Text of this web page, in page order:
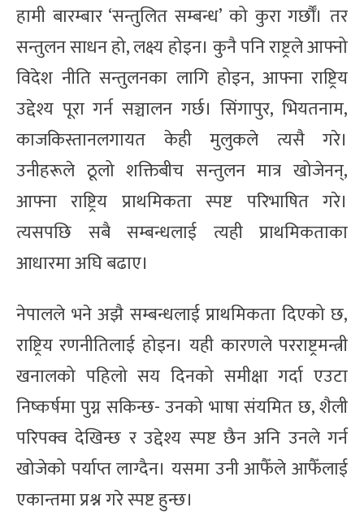
हामी बारम्बार ‘सन्तुलित सम्बन्ध’ को कुरा गर्छौँ। तर
सन्तुलन साधन हो, लक्ष्य होइन। कुनै पनि राष्ट्रले आफ्नो
विदेश नीति सन्तुलनका लागि होइन, आफ्ना राष्ट्रिय
उद्देश्य पूरा गर्न सञ्चालन गर्छ। सिंगापुर, भियतनाम,
काजकिस्तानलगायत केही मुलुकले त्यसै गरे।
उनीहरूले ठूलो शक्तिबीच सन्तुलन मात्र खोजेनन्,
आफ्ना राष्ट्रिय प्राथमिकता स्पष्ट परिभाषित गरे।
त्यसपछि सबै सम्बन्धलाई त्यही प्राथमिकताका
आधारमा अघि बढाए।
नेपालले भने अझै सम्बन्धलाई प्राथमिकता दिएको छ,
राष्ट्रिय रणनीतिलाई होइन। यही कारणले परराष्ट्रमन्त्री
खनालको पहिलो सय दिनको समीक्षा गर्दा एउटा
निष्कर्षमा पुग्न सकिन्छ- उनको भाषा संयमित छ, शैली
परिपक्व देखिन्छ र उद्देश्य स्पष्ट छैन अनि उनले गर्न
खोजेको पर्याप्त लाग्दैन। यसमा उनी आफैँले आफैँलाई
एकान्तमा प्रश्न गरे स्पष्ट हुन्छ।